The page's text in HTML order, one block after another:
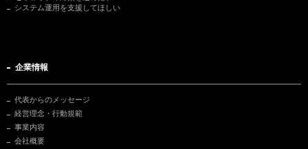
システム運用を支援してほしい
企業情報
代表からのメッセージ
経営理念・行動規範
事業内容
会社概要